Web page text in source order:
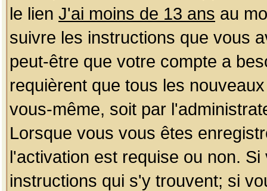
le lien J'ai moins de 13 ans au
suivre les instructions que vous
peut-être que votre compte a
requièrent que tous les
vous-même, soit par
Lorsque vous vous êtes
l'activation est requise ou non.
instructions qui s'y trouvent; si